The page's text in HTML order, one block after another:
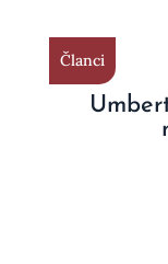
Članci